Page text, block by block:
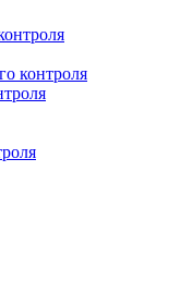
контроля